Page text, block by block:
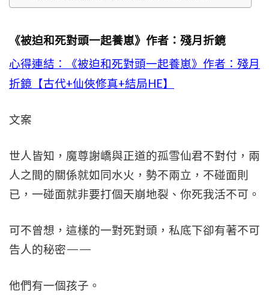
《被迫和死對頭一起養崽》作者：殘月折鏡
心得連結：
《被迫和死對頭一起養崽》作者：殘月
折鏡【古代+仙俠修真+結局HE】
文案
世人皆知，魔尊謝嶠與正道的孤雪仙君不對付，兩
人之間的關係就如同水火，勢不兩立，不碰面則
已，一碰面就非要打個天崩地裂、你死我活不可。
可不曾想，這樣的一對死對頭，私底下卻有著不可
告人的秘密——
他們有一個孩子。